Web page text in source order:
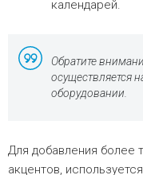
календарей.
Обратите
осуществляется
оборудовании.
Для добавления более
акцентов, используется